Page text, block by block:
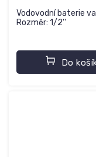
Vodovodní baterie
Rozměr: 1/2''
Do